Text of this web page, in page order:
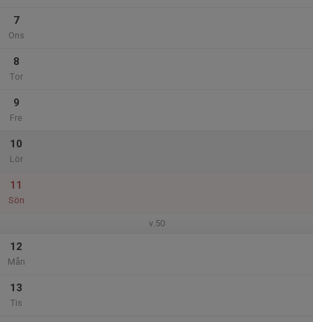
7
Ons
8
Tor
9
Fre
10
Lör
11
Sön
v.50
12
Mån
13
Tis